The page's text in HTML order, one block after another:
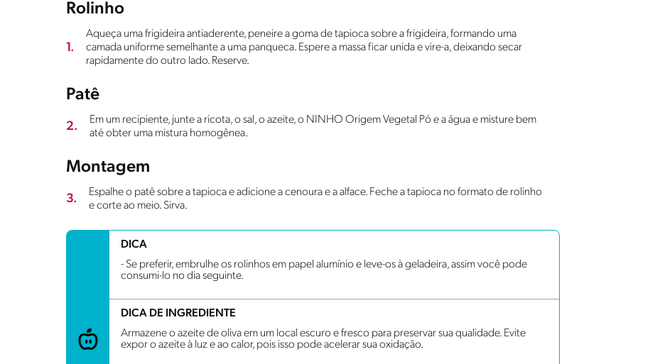
Rolinho
1.
Aqueça uma frigideira antiaderente, peneire a goma de tapioca sobre a frigideira, formando uma
camada uniforme semelhante a uma panqueca. Espere a massa ficar unida e vire-a, deixando secar
rapidamente do outro lado. Reserve.
Patê
2.
Em um recipiente, junte a ricota, o sal, o azeite, o NINHO Origem Vegetal Pó e a água e misture bem
até obter uma mistura homogênea.
Montagem
3.
Espalhe o patê sobre a tapioca e adicione a cenoura e a alface. Feche a tapioca no formato de rolinho
e corte ao meio. Sirva.
DICA
- Se preferir, embrulhe os rolinhos em papel alumínio e leve-os à geladeira, assim você pode
consumi-lo no dia seguinte.
DICA DE INGREDIENTE
Armazene o azeite de oliva em um local escuro e fresco para preservar sua qualidade. Evite
expor o azeite à luz e ao calor, pois isso pode acelerar sua oxidação.